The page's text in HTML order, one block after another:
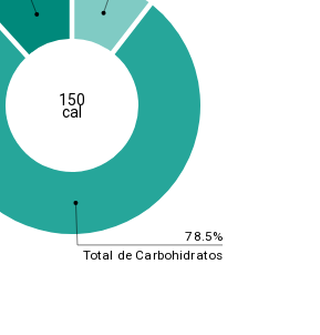
78.5%
Total de Carbohidratos
150
cal